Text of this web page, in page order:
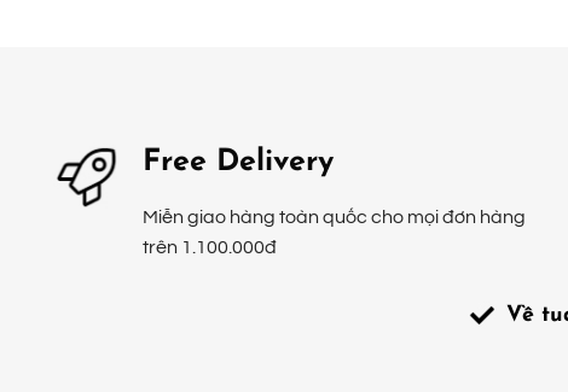
Free Delivery
Miễn giao hàng toàn quốc cho mọi đơn hàng
trên 1.100.000đ
Về